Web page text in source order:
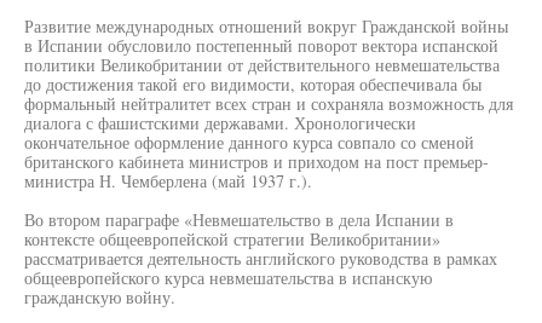
Развитие международных отношений вокруг Гражданской войны
в Испании обусловило постепенный поворот вектора испанской
политики Великобритании от действительного невмешательства
до достижения такой его видимости, которая обеспечивала бы
формальный нейтралитет всех стран и сохраняла возможность для
диалога с фашистскими державами. Хронологически
окончательное оформление данного курса совпало со сменой
британского кабинета министров и приходом на пост премьер-
министра Н. Чемберлена (май 1937 г.).
Во втором параграфе «Невмешательство в дела Испании в
контексте общеевропейской стратегии Великобритании»
рассматривается деятельность английского руководства в рамках
общеевропейского курса невмешательства в испанскую
гражданскую войну.